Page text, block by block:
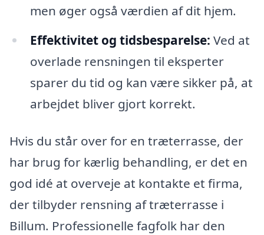
men øger også værdien af dit hjem.
Effektivitet og tidsbesparelse: Ved at
overlade rensningen til eksperter
sparer du tid og kan være sikker på, at
arbejdet bliver gjort korrekt.
Hvis du står over for en træterrasse, der
har brug for kærlig behandling, er det en
god idé at overveje at kontakte et firma,
der tilbyder rensning af træterrasse i
Billum. Professionelle fagfolk har den